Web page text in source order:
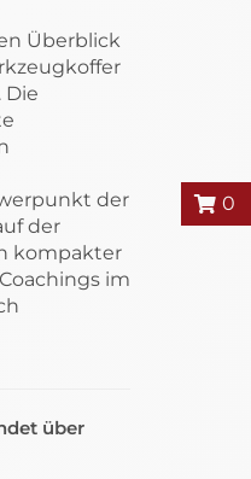
0
Überblick
Die
der
der
kompakter
im
über